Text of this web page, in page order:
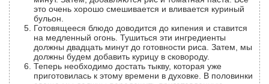
это очень хорошо смешивается и вливается куриный
бульон.
Готовящееся блюдо доводится до кипения и ставится
на медленный огонь. Тушиться эти ингредиенты
должны двадцать минут до готовности риса. Затем, мы
должны будем добавить курицу в сковороду.
Теперь необходимо достать тыкву, которая уже
приготовилась к этому времени в духовке. В половинки